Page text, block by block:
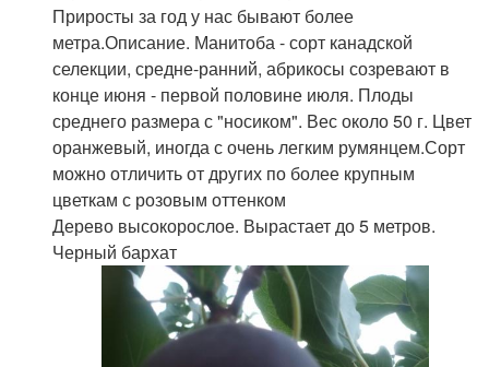
Приросты за год у нас бывают более
метра.Описание. Манитоба - сорт канадской
селекции, средне-ранний, абрикосы созревают в
конце июня - первой половине июля. Плоды
среднего размера с "носиком". Вес около 50 г. Цвет
оранжевый, иногда с очень легким румянцем.Сорт
можно отличить от других по более крупным
цветкам с розовым оттенком
Дерево высокорослое. Вырастает до 5 метров.
Черный бархат